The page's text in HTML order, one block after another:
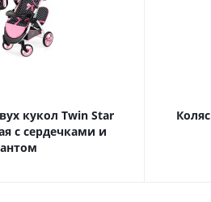
кукол Twin Star
с сердечками и